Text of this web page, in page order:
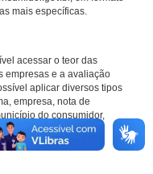
mais específicas.
acessar o teor das
empresas e a avaliação
aplicar diversos tipos
empresa, nota de
do consumidor,